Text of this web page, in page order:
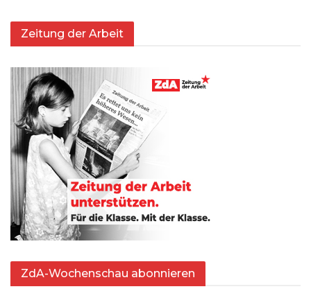
Zeitung der Arbeit
ZdA-Wochenschau abonnieren